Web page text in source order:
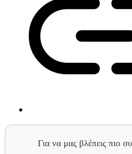
Για να μας βλέπεις πιο